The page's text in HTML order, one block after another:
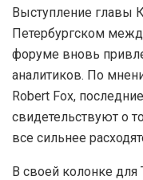
Выступление главы
Петербургском
форуме вновь
аналитиков. По
Robert Fox,
свидетельствуют о
все сильнее
В своей колонке для